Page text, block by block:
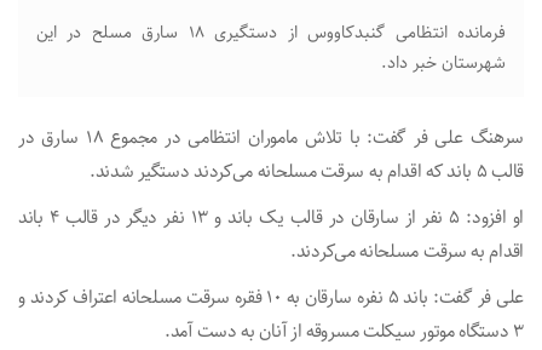
فرمانده انتظامی گنبدکاووس از دستگیری ۱۸ سارق مسلح در این
شهرستان خبر داد.
سرهنگ علی فر گفت: با تلاش ماموران انتظامی در مجموع ۱۸ سارق در
قالب ۵ باند که اقدام به سرقت مسلحانه می‌کردند دستگیر شدند.
او افزود: ۵ نفر از سارقان در قالب یک باند و ۱۳ نفر دیگر در قالب ۴ باند
اقدام به سرقت مسلحانه می‌کردند.
علی فر گفت: باند ۵ نفره سارقان به ۱۰ فقره سرقت مسلحانه اعتراف کردند و
۳ دستگاه موتور سیکلت مسروقه از آنان به دست آمد.